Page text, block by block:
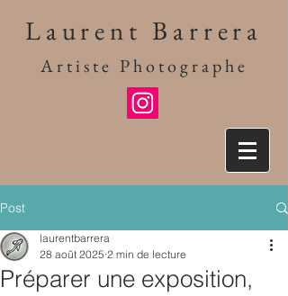
Laurent Barrera
Artiste Photographe
Post
Préparer une exposition,
laurentbarrera
28 août 2025 2 min de lecture